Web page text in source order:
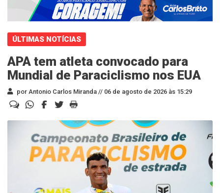
ÚLTIMAS NOTÍCIAS
APA tem atleta convocado para
Mundial de Paraciclismo nos EUA
por Antonio Carlos Miranda // 06 de agosto de 2026 às 15:29